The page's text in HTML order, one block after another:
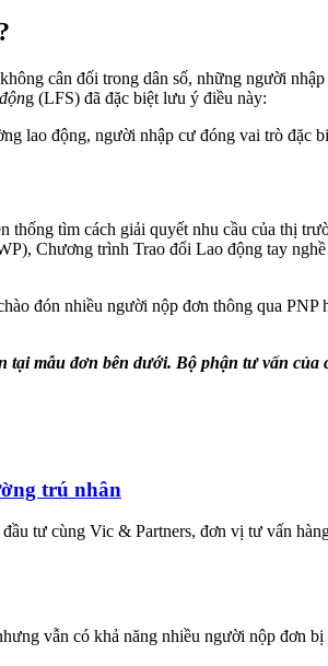
cân đối trong dân số, những người
g (LFS) đã đặc biệt lưu ý điều này:
lao động, người nhập cư đóng vai trò đặc
tìm cách giải quyết nhu cầu của thị
Chương trình Trao đổi Lao động tay
đón nhiều người nộp đơn thông qua
tại mẫu đơn bên dưới. Bộ phận tư vấn
trú nhân
tư cùng Vic & Partners, đơn vị tư vấn
vẫn có khả năng nhiều người nộp đơn